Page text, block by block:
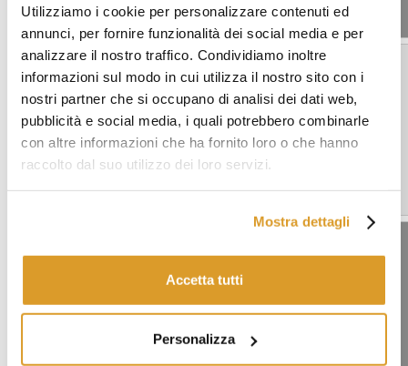
Utilizziamo i cookie per personalizzare contenuti ed
annunci, per fornire funzionalità dei social media e per
analizzare il nostro traffico. Condividiamo inoltre
informazioni sul modo in cui utilizza il nostro sito con i
nostri partner che si occupano di analisi dei dati web,
pubblicità e social media, i quali potrebbero combinarle
con altre informazioni che ha fornito loro o che hanno
raccolto dal suo utilizzo dei loro servizi.
Mostra dettagli
Accetta tutti
Personalizza
2,5
50
1580 – 1750
500
2,5 – 2,75